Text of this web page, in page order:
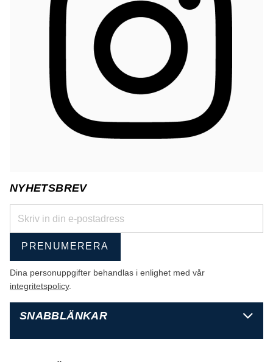
NYHETSBREV
PRENUMERERA
Dina personuppgifter behandlas i enlighet med vår
integritetspolicy.
SNABBLÄNKAR